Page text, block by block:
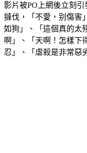
影片被PO上網後立刻
撻伐，「不愛，别傷害
如狗」、「這個真的太
啊」、「天啊！怎樣下
忍」、「虐殺是非常惡